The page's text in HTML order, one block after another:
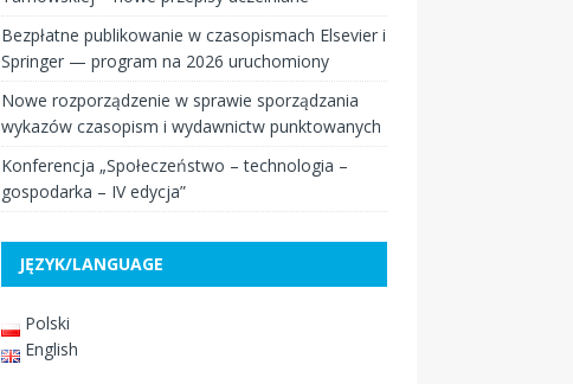
Bezpłatne publikowanie w czasopismach Elsevier i
Springer — program na 2026 uruchomiony
Nowe rozporządzenie w sprawie sporządzania
wykazów czasopism i wydawnictw punktowanych
Konferencja „Społeczeństwo – technologia –
gospodarka – IV edycja”
JĘZYK/LANGUAGE
Polski
English